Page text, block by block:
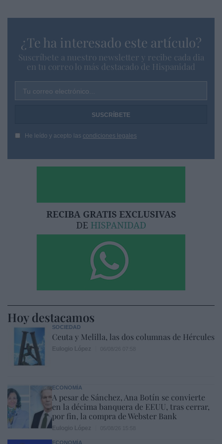
¿Te ha interesado este artículo?
Suscríbete a nuestro newsletter y recibe cada dia
en tu correo lo más destacado de Hispanidad
Tu correo electrónico...
He leído y acepto las condiciones legales
Hoy destacamos
SOCIEDAD
Ceuta y Melilla, las dos columnas de Hércules
ECONOMÍA
A pesar de Sánchez, Ana Botín se convierte
en la décima banquera de EEUU, tras cerrar,
por fin, la compra de Webster Bank
ECONOMÍA